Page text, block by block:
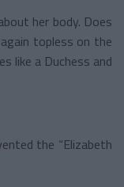
her body. Does
topless on the
like a Duchess and
the “Elizabeth